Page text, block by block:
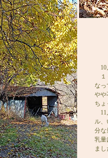
10
１
な
やや
ち
11
ル
分な
乳量
ま